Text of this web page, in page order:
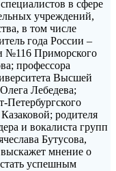
в сфере
учреждений,
в том числе
года России –
№116 Приморского
профессора
Высшей
Лебедева;
Петербургского
родителя
и вокалиста групп
Бутусова,
мнение о
успешным